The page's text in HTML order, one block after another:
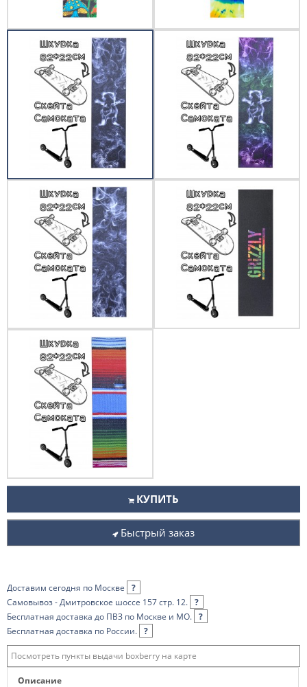
КУПИТЬ
Быстрый заказ
Доставим сегодня по Москве
?
Самовывоз - Дмитровское шоссе 157 стр. 12. ?
Бесплатная доставка до ПВЗ по Москве и МО. ?
Бесплатная доставка по России. ?
Посмотреть пункты выдачи boxberry на карте
Описание